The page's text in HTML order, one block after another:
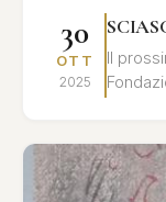
30
OTT
2025
Il